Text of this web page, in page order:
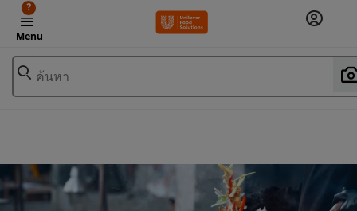
Menu
?
ค้นหา